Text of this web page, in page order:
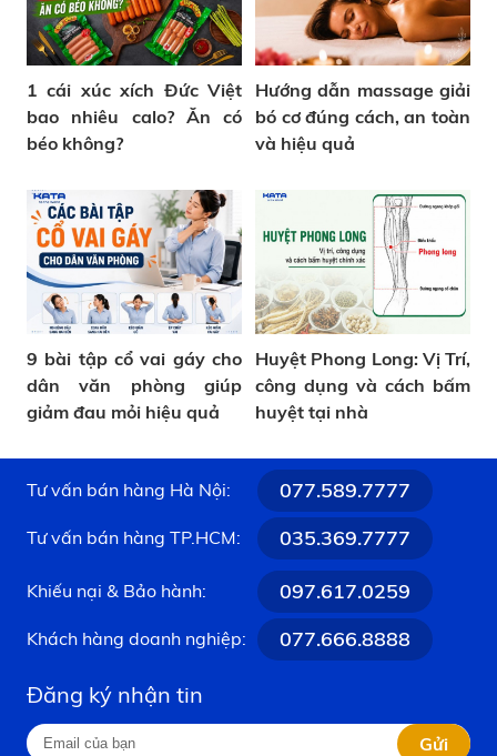
1 cái xúc xích Đức Việt
bao nhiêu calo? Ăn có
béo không?
Hướng dẫn massage giải
bó cơ đúng cách, an toàn
và hiệu quả
9 bài tập cổ vai gáy cho
dân văn phòng giúp
giảm đau mỏi hiệu quả
Huyệt Phong Long: Vị Trí,
công dụng và cách bấm
huyệt tại nhà
Tư vấn bán hàng Hà Nội: 077.589.7777
Tư vấn bán hàng TP.HCM: 035.369.7777
Khiếu nại & Bảo hành: 097.617.0259
Khách hàng doanh nghiệp: 077.666.8888
Đăng ký nhận tin
Gửi